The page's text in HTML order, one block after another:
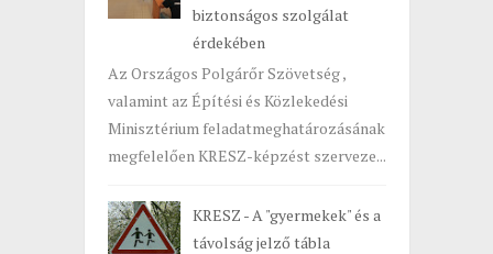
biztonságos szolgálat
érdekében
Az Országos Polgárőr Szövetség ,
valamint az Építési és Közlekedési
Minisztérium feladatmeghatározásának
megfelelően KRESZ-képzést szerveze...
KRESZ - A "gyermekek" és a
távolság jelző tábla